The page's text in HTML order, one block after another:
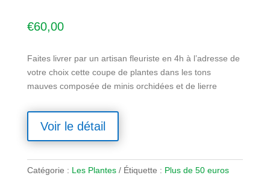
€60,00
Faites livrer par un artisan fleuriste en 4h à l’adresse de
votre choix cette coupe de plantes dans les tons
mauves composée de minis orchidées et de lierre
Voir le détail
Catégorie : Les Plantes Étiquette : Plus de 50 euros